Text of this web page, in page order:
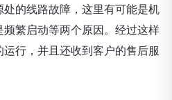
的线路故障，这里有可能是机
繁启动等两个原因。经过这样
行，并且还收到客户的售后服